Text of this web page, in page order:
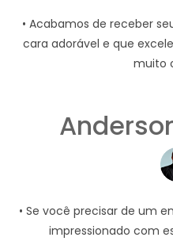
• Acabamos de receber
cara adorável e que
muito
• Se você precisar de um
impressionado com